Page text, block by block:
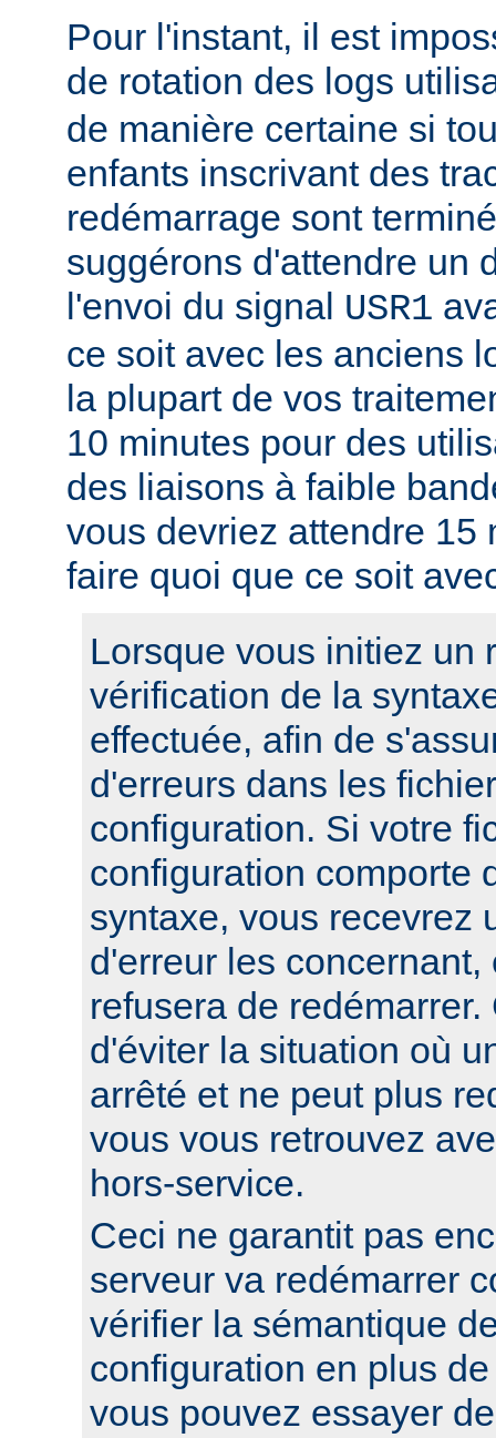
Pour l'instant, il est
de rotation des logs
de manière certaine si
enfants inscrivant des
redémarrage sont
suggérons d'attendre un
l'envoi du signal USR1
ce soit avec les anciens
la plupart de vos
10 minutes pour des
des liaisons à faible
vous devriez attendre 15
faire quoi que ce soit
Lorsque vous initiez un
vérification de la
effectuée, afin de
d'erreurs dans les
configuration. Si votre
configuration comporte
syntaxe, vous recevrez
d'erreur les concernant,
refusera de
d'éviter la situation où
arrêté et ne peut plus
vous vous retrouvez
hors-service.
Ceci ne garantit pas
serveur va redémarrer
vérifier la sémantique
configuration en plus
vous pouvez essayer